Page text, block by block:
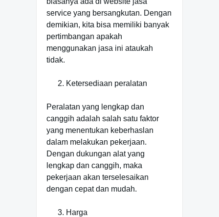
service yang bersangkutan. Dengan
demikian, kita bisa memiliki banyak
pertimbangan apakah
menggunakan jasa ini ataukah
tidak.
Ketersediaan peralatan
Peralatan yang lengkap dan
canggih adalah salah satu faktor
yang menentukan keberhaslan
dalam melakukan pekerjaan.
Dengan dukungan alat yang
lengkap dan canggih, maka
pekerjaan akan terselesaikan
dengan cepat dan mudah.
Harga